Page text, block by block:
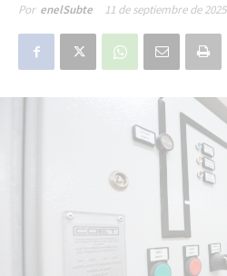
Por enelSubte 11 de septiembre de 2025